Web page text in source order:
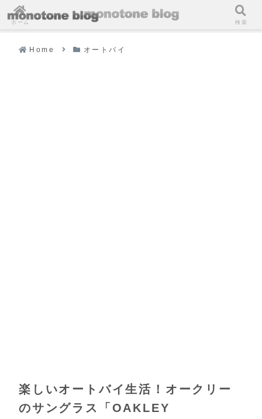
Home オートバイ
楽しいオートバイ生活！オークリー
のサングラス「OAKLEY
ホーム 検索